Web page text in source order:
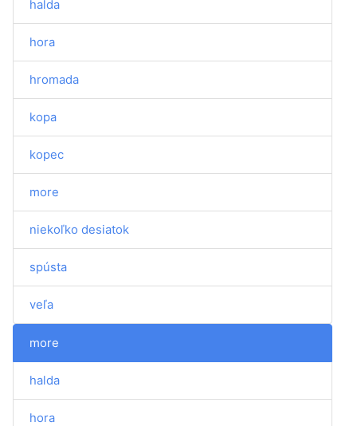
halda
hora
hromada
kopa
kopec
more
niekoľko desiatok
spústa
veľa
more
halda
hora